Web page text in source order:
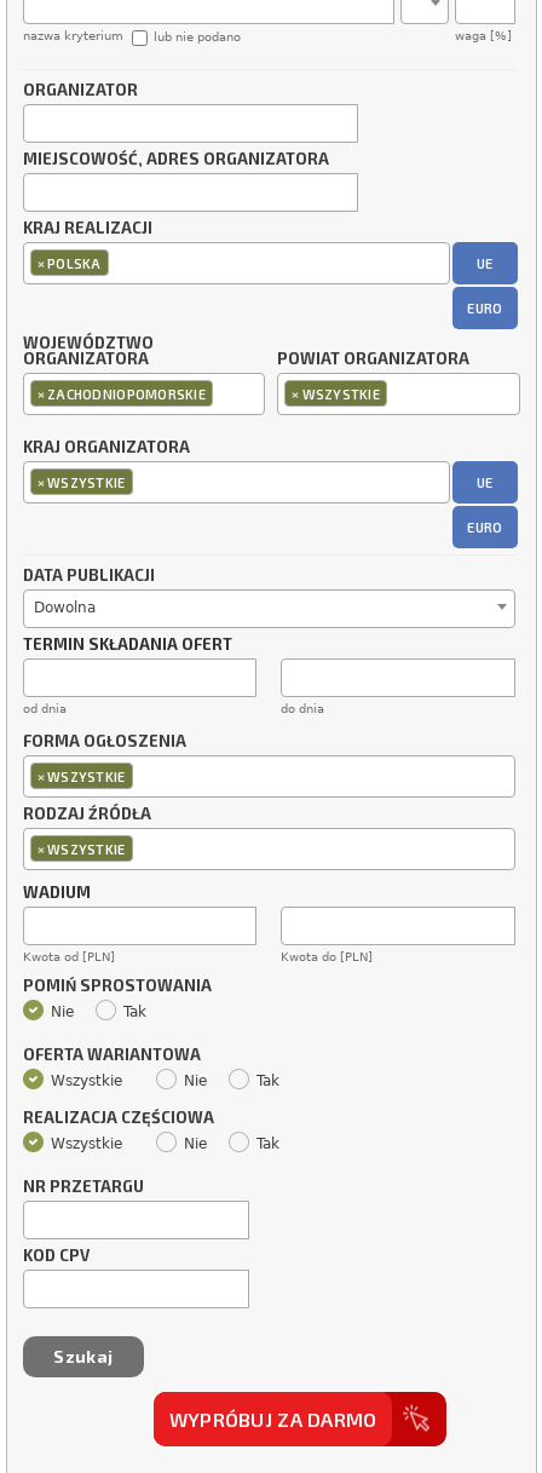
nazwa kryterium waga [%]
lub nie podano
ORGANIZATOR
MIEJSCOWOŚĆ, ADRES ORGANIZATORA
KRAJ REALIZACJI
×POLSKA UE
EURO
WOJEWÓDZTWO
ORGANIZATORA
× ZACHODNIOPOMORSKIE
POWIAT ORGANIZATORA
× WSZYSTKIE
KRAJ ORGANIZATORA
×WSZYSTKIE UE
EURO
DATA PUBLIKACJI
Dowolna
TERMIN SKŁADANIA OFERT
od dnia do dnia
FORMA OGŁOSZENIA
×WSZYSTKIE
RODZAJ ŹRÓDŁA
×WSZYSTKIE
WADIUM
Kwota od [PLN] Kwota do [PLN]
POMIŃ SPROSTOWANIA
Nie Tak
OFERTA WARIANTOWA
Wszystkie Nie Tak
REALIZACJA CZĘŚCIOWA
Wszystkie Nie Tak
NR PRZETARGU
KOD CPV
WYPRÓBUJ ZA DARMO